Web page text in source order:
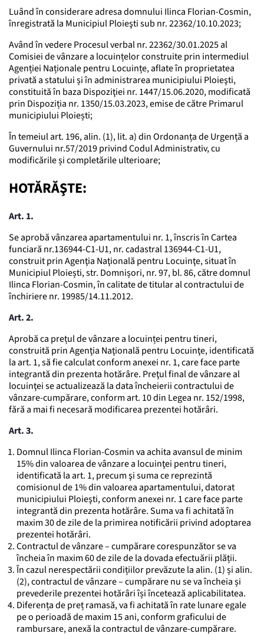
Luând în considerare adresa domnului Ilinca Florian-Cosmin,
înregistrată la Municipiul Ploieşti sub nr. 22362/10.10.2023;
Având în vedere Procesul verbal nr. 22362/30.01.2025 al
Comisiei de vânzare a locuințelor construite prin intermediul
Agenției Naționale pentru Locuințe, aflate în proprietatea
privată a statului și în administrarea municipiului Ploieşti,
constituită în baza Dispoziţiei nr. 1447/15.06.2020, modificată
prin Dispoziția nr. 1350/15.03.2023, emise de către Primarul
municipiului Ploiești;
În temeiul art. 196, alin. (1), lit. a) din Ordonanța de Urgență a
Guvernului nr.57/2019 privind Codul Administrativ, cu
modificările și completările ulterioare;
HOTĂRĂŞTE:
Art. 1.
Se aprobă vânzarea apartamentului nr. 1, înscris în Cartea
funciară nr.136944-C1-U1, nr. cadastral 136944-C1-U1,
construit prin Agenţia Naţională pentru Locuinţe, situat în
Municipiul Ploiești, str. Domnișori, nr. 97, bl. 86, către domnul
Ilinca Florian-Cosmin, în calitate de titular al contractului de
închiriere nr. 19985/14.11.2012.
Art. 2.
Aprobă ca prețul de vânzare a locuinței pentru tineri,
construită prin Agenţia Naţională pentru Locuinţe, identificată
la art. 1, să fie calculat conform anexei nr. 1, care face parte
integrantă din prezenta hotărâre. Preţul final de vânzare al
locuinţei se actualizează la data încheierii contractului de
vânzare-cumpărare, conform art. 10 din Legea nr. 152/1998,
fără a mai fi necesară modificarea prezentei hotărâri.
Art. 3.
Domnul Ilinca Florian-Cosmin va achita avansul de minim
15% din valoarea de vânzare a locuinţei pentru tineri,
identificată la art. 1, precum şi suma ce reprezintă
comisionul de 1% din valoarea apartamentului, datorat
municipiului Ploieşti, conform anexei nr. 1 care face parte
integrantă din prezenta hotărâre. Suma va fi achitată în
maxim 30 de zile de la primirea notificării privind adoptarea
prezentei hotărâri.
Contractul de vânzare – cumpărare corespunzător se va
încheia în maxim 60 de zile de la dovada efectuării plății.
În cazul nerespectării condițiilor prevăzute la alin. (1) și alin.
(2), contractul de vânzare – cumpărare nu se va încheia și
prevederile prezentei hotărâri își încetează aplicabilitatea.
Diferența de preț ramasă, va fi achitată în rate lunare egale
pe o perioadă de maxim 15 ani, conform graficului de
rambursare, anexă la contractul de vânzare-cumpărare.